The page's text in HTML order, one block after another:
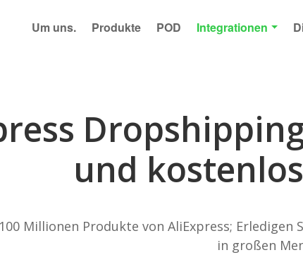
Um uns. Produkte POD Integrationen
und
Millionen Produkte von AliExpress; Erledigen
in großen